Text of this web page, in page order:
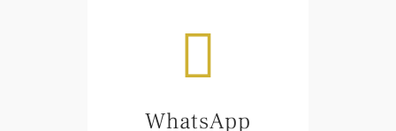
WhatsApp